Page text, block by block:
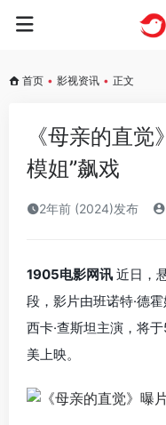
首页 • 影视资讯 • 正文
《母亲的直
模姐”飙戏
2年前 (2024)发布
1905电影网讯 近日，
段，影片由班诺特·德
西卡·查斯坦主演，将
美上映。